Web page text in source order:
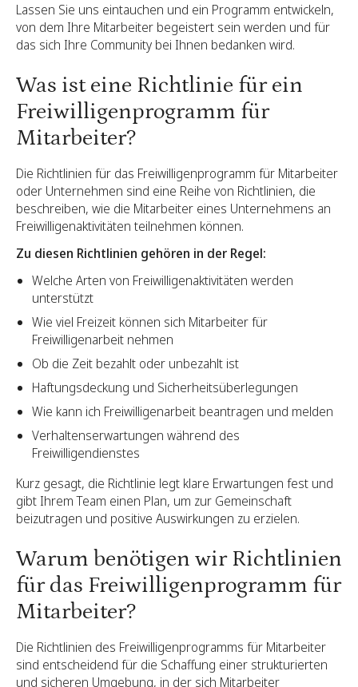
Lassen Sie uns eintauchen und ein Programm entwickeln,
von dem Ihre Mitarbeiter begeistert sein werden und für
das sich Ihre Community bei Ihnen bedanken wird.
Was ist eine Richtlinie für ein
Freiwilligenprogramm für
Mitarbeiter?
Die Richtlinien für das Freiwilligenprogramm für Mitarbeiter
oder Unternehmen sind eine Reihe von Richtlinien, die
beschreiben, wie die Mitarbeiter eines Unternehmens an
Freiwilligenaktivitäten teilnehmen können.
Zu diesen Richtlinien gehören in der Regel:
Welche Arten von Freiwilligenaktivitäten werden
unterstützt
Wie viel Freizeit können sich Mitarbeiter für
Freiwilligenarbeit nehmen
Ob die Zeit bezahlt oder unbezahlt ist
Haftungsdeckung und Sicherheitsüberlegungen
Wie kann ich Freiwilligenarbeit beantragen und melden
Verhaltenserwartungen während des
Freiwilligendienstes
Kurz gesagt, die Richtlinie legt klare Erwartungen fest und
gibt Ihrem Team einen Plan, um zur Gemeinschaft
beizutragen und positive Auswirkungen zu erzielen.
Warum benötigen wir Richtlinien
für das Freiwilligenprogramm für
Mitarbeiter?
Die Richtlinien des Freiwilligenprogramms für Mitarbeiter
sind entscheidend für die Schaffung einer strukturierten
und sicheren Umgebung, in der sich Mitarbeiter